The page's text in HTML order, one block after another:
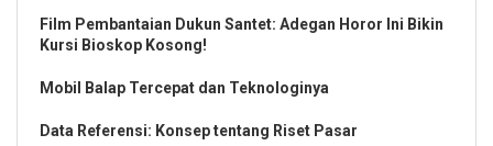
Film Pembantaian Dukun Santet: Adegan Horor Ini Bikin
Kursi Bioskop Kosong!
Mobil Balap Tercepat dan Teknologinya
Data Referensi: Konsep tentang Riset Pasar